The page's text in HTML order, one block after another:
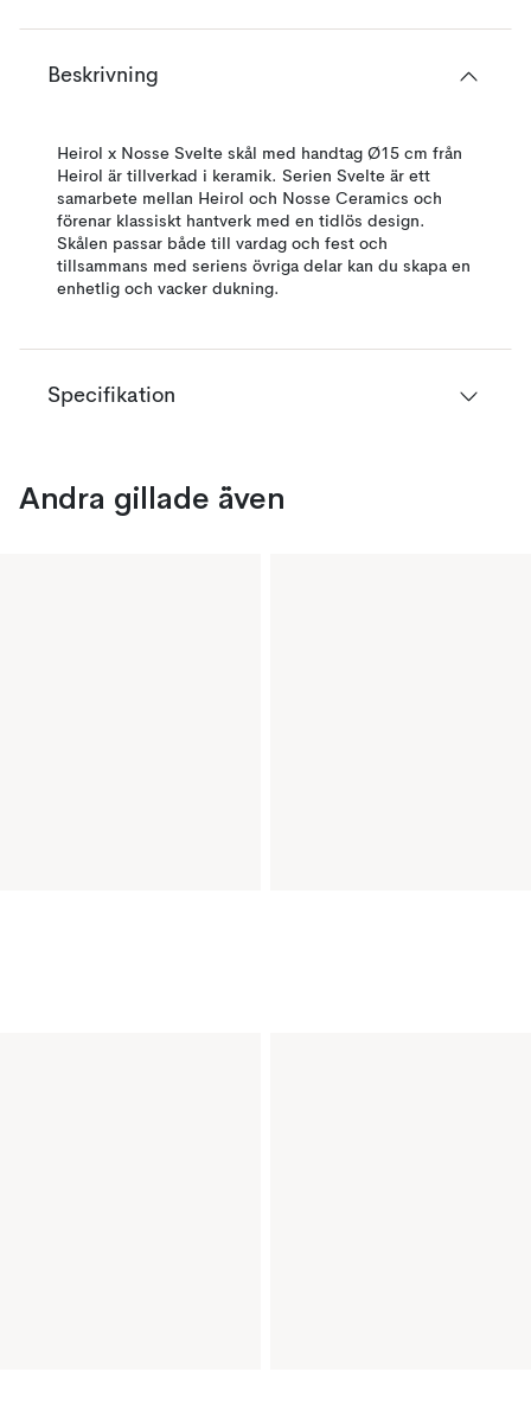
Beskrivning
Heirol x Nosse Svelte skål med handtag Ø15 cm från
Heirol är tillverkad i keramik. Serien Svelte är ett
samarbete mellan Heirol och Nosse Ceramics och
förenar klassiskt hantverk med en tidlös design.
Skålen passar både till vardag och fest och
tillsammans med seriens övriga delar kan du skapa en
enhetlig och vacker dukning.
Specifikation
Andra gillade även